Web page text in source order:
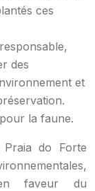
ces
des
et
la faune.
do Forte
en faveur du